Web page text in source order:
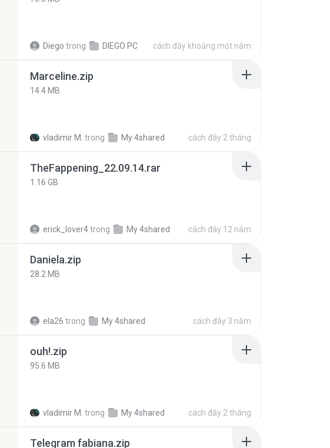
Diego trong DIEGO PC cách đây khoảng một năm
Marceline.zip
14.4 MB
vladimir M. trong My 4shared cách đây 2 tháng
TheFappening_22.09.14.rar
1.16 GB
erick_lover4trong My 4shared cách đây 12 năm
Daniela.zip
28.2 MB
ela26 trong My 4shared cách đây 3 năm
ouh!.zip
95.6 MB
vladimir M. trong My 4shared cách đây 2 tháng
Telegram fabiana.zip